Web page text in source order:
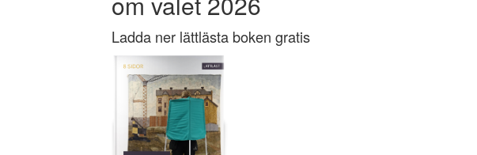
Ladda ner lättlästa boken gratis